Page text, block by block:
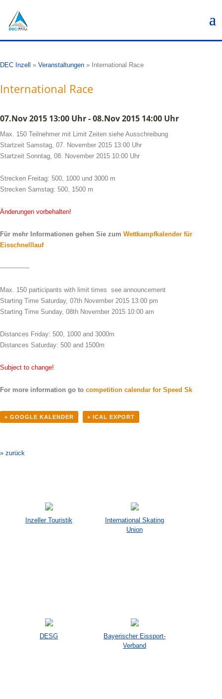
DEC Inzell » Veranstaltungen » International Race
International Race
07.Nov 2015 13:00 Uhr - 08.Nov 2015 14:00 Uhr
Max. 150 Teilnehmer mit Limit Zeiten siehe Ausschreibung
Startzeit Samstag, 07. November 2015 13:00 Uhr
Startzeit Sonntag, 08. November 2015 10:00 Uhr
Strecken Freitag: 500, 1000 und 3000 m
Strecken Samstag: 500, 1500 m
Änderungen vorbehalten!
Für mehr Informationen gehen Sie zum Wettkampfkalender für
Eisschnelllauf
————–
Max. 150 participants with limit times see announcement
Starting Time Saturday, 07th November 2015 13:00 pm
Starting Time Sunday, 08th November 2015 10:00 am
Distances Friday: 500, 1000 and 3000m
Distances Saturday: 500 and 1500m
Subject to change!
For more information go to competition calendar for Speed ​​Sk
+ GOOGLE KALENDER + ICAL EXPORT
» zurück
Inzeller Touristik
International Skating
Union
DESG
Bayerischer Eissport-
Verband